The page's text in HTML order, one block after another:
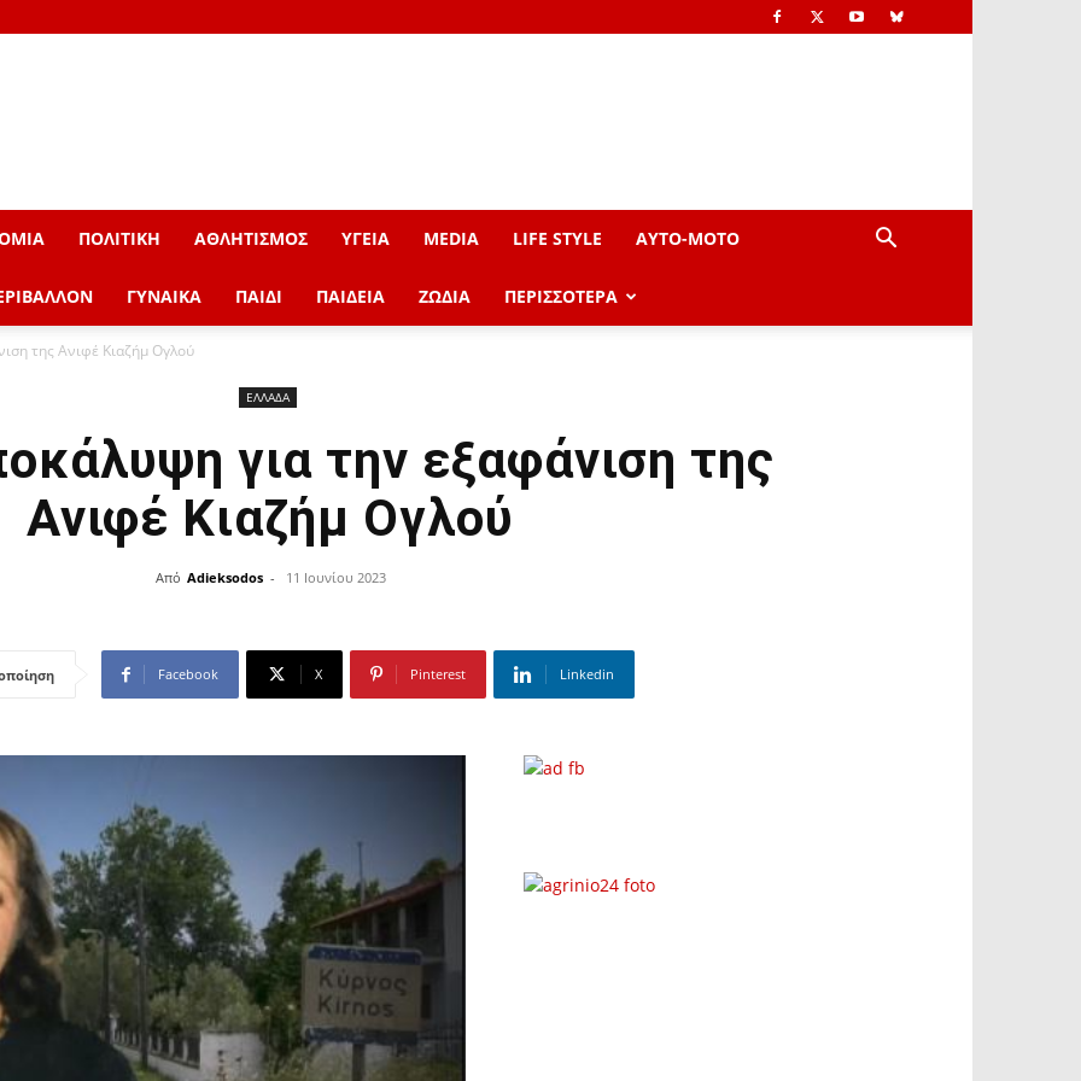
ΠΟΛΙΤΙΚΗ ΑΘΛΗΤΙΣΜΟΣ ΥΓΕΙΑ MEDIA LIFE STYLE AYTO-ΜOTO
ΓΥΝΑΙΚΑ ΠΑΙΔΙ ΠΑΙΔΕΙΑ ΖΩΔΙΑ ΠΕΡΙΣΣΟΤΕΡΑ
της Ανιφέ Κιαζήμ Ογλού
ΕΛΛΑΔΑ
για την εξαφάνιση της
Ανιφέ Κιαζήμ Ογλού
Από Adieksodos - 11 Ιουνίου 2023
Facebook X Pinterest Linkedin